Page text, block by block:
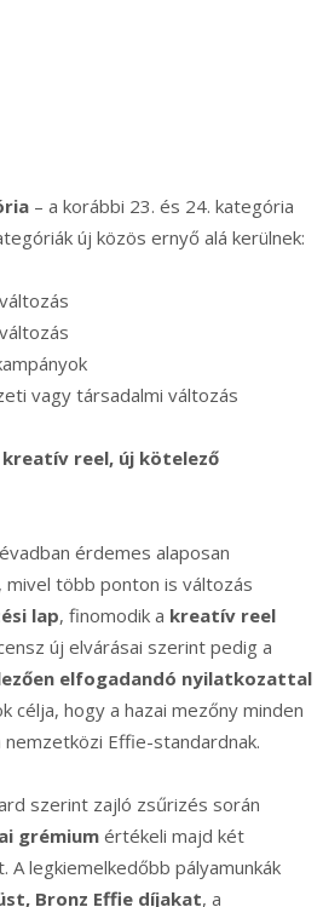
– a korábbi 23. és 24. kategória
új közös ernyő alá kerülnek:
vagy társadalmi változás
reel, új kötelező
érdemes alaposan
mivel több ponton is változás
lap, finomodik a kreatív reel
új elvárásai szerint pedig a
elfogadandó nyilatkozattal
célja, hogy a hazai mezőny minden
Effie-standardnak.
szerint zajló zsűrizés során
grémium értékeli majd két
A legkiemelkedőbb pályamunkák
Bronz Effie díjakat, a